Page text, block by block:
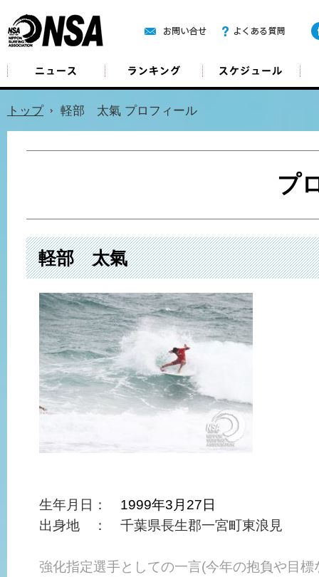
ニュース ランキング ス
トップ 軽部 太氣 プロフィール
プ
軽部 太氣
生年月日： 1999年3月27日
出身地 ： 千葉県長生郡一宮町東浪見
強化指定選手としての一言(今年の抱負や目標